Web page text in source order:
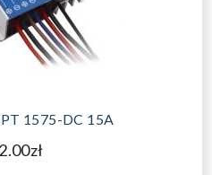
1575-DC 15A